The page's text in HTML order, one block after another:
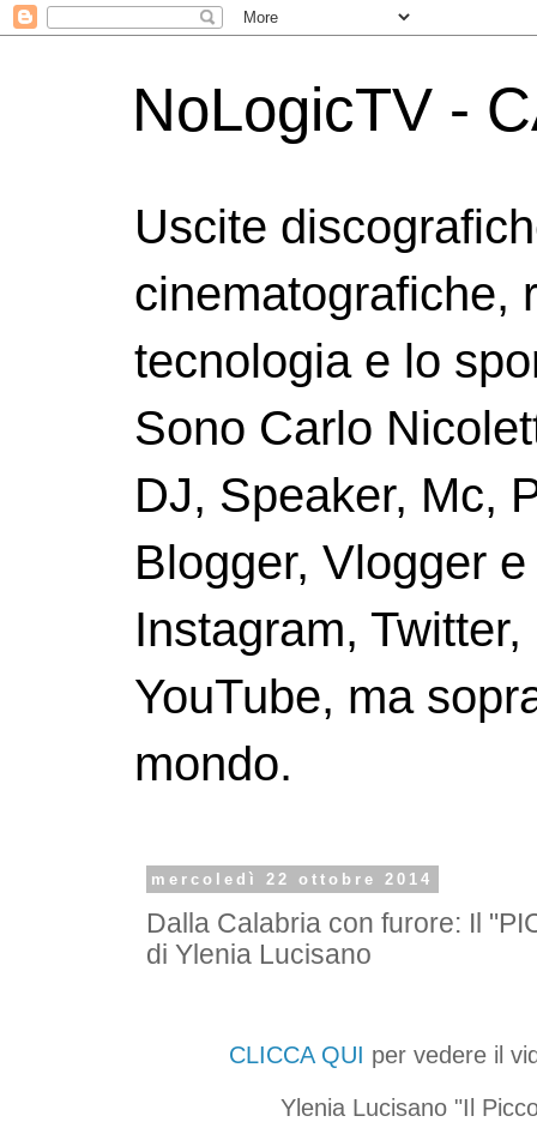
NoLogicTV -
Uscite
cinematografiche,
tecnologia e lo
Sono Carlo
DJ, Speaker, Mc,
Blogger, Vlogger
Instagram,
YouTube, ma
mondo.
mercoledì 22 ottobre 2014
Dalla Calabria con furore: Il
di Ylenia Lucisano
CLICCA QUI per vedere il
Ylenia Lucisano "Il